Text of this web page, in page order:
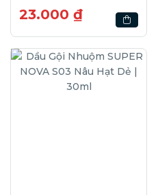
23.000 ₫